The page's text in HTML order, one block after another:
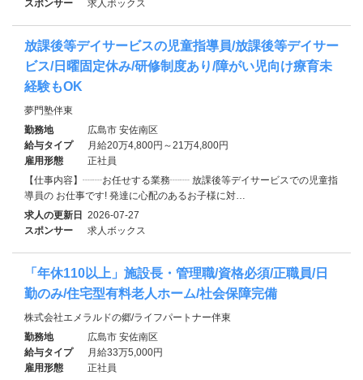
スポンサー
求人ボックス
放課後等デイサービスの児童指導員/放課後等デイサー
ビス/日曜固定休み/研修制度あり/障がい児向け療育未
経験もOK
夢門塾伴東
勤務地
広島市 安佐南区
給与タイプ
月給20万4,800円～21万4,800円
雇用形態
正社員
【仕事内容】┈┈お任せする業務┈┈ 放課後等デイサービスでの児童指
導員の お仕事です! 発達に心配のあるお子様に対…
求人の更新日 2026-07-27
スポンサー
求人ボックス
「年休110以上」施設長・管理職/資格必須/正職員/日
勤のみ/住宅型有料老人ホーム/社会保障完備
株式会社エメラルドの郷/ライフパートナー伴東
勤務地
広島市 安佐南区
給与タイプ
月給33万5,000円
雇用形態
正社員